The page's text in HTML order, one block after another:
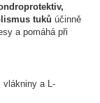
tuků účinně
a pomáhá při
vlákniny a L-